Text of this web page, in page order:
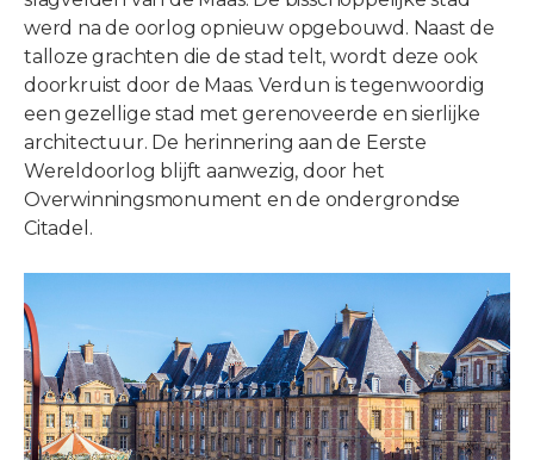
werd na de oorlog opnieuw opgebouwd. Naast de
talloze grachten die de stad telt, wordt deze ook
doorkruist door de Maas. Verdun is tegenwoordig
een gezellige stad met gerenoveerde en sierlijke
architectuur. De herinnering aan de Eerste
Wereldoorlog blijft aanwezig, door het
Overwinningsmonument en de ondergrondse
Citadel.